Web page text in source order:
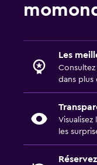
Les
dans plus
les